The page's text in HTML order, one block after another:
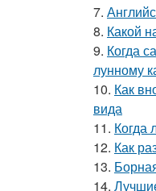
7.
8. Какой
9. Когда
лунному
10. Как
вида
11. Когда
12. Как
13.
14.